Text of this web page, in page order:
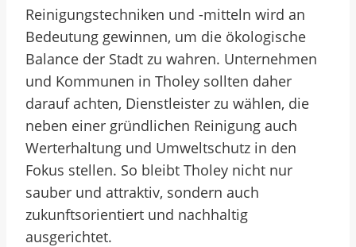
Reinigungstechniken und -mitteln wird an
Bedeutung gewinnen, um die ökologische
Balance der Stadt zu wahren. Unternehmen
und Kommunen in Tholey sollten daher
darauf achten, Dienstleister zu wählen, die
neben einer gründlichen Reinigung auch
Werterhaltung und Umweltschutz in den
Fokus stellen. So bleibt Tholey nicht nur
sauber und attraktiv, sondern auch
zukunftsorientiert und nachhaltig
ausgerichtet.